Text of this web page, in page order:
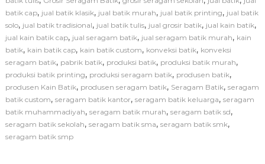
e
r
a
g
m
B
a
t
i
e
batik cap, jual batik klasik, jual batik murah, jual batik printing, jual batik
solo, jual batik tradisional, jual batik tulis, jual grosir batik, jual kain batik,
jual kain batik cap, jual seragam batik, jual seragam batik murah, kain
batik, kain batik cap, kain batik custom, konveksi batik, konveksi
seragam batik, pabrik batik, produksi batik, produksi batik murah,
produksi batik printing, produksi seragam batik, produsen batik,
produsen Kain Batik, produsen seragam batik, Seragam Batik, seragam
batik custom, seragam batik kantor, seragam batik keluarga, seragam
batik muhammadiyah, seragam batik murah, seragam batik sd,
seragam batik sekolah, seragam batik sma, seragam batik smk,
seragam batik smp